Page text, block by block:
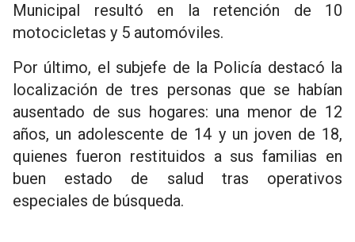
Municipal resultó en la retención de 10
motocicletas y 5 automóviles.
Por último, el subjefe de la Policía destacó la
localización de tres personas que se habían
ausentado de sus hogares: una menor de 12
años, un adolescente de 14 y un joven de 18,
quienes fueron restituidos a sus familias en
buen estado de salud tras operativos
especiales de búsqueda.